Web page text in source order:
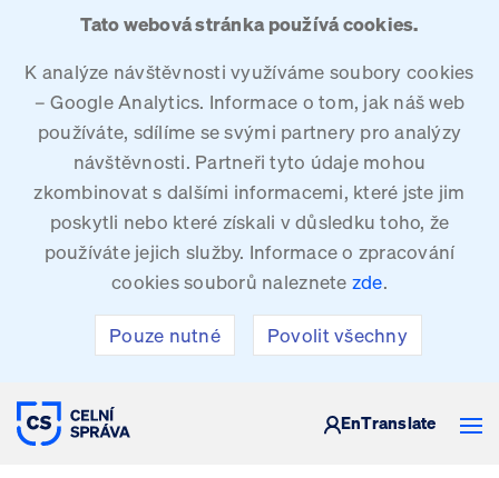
Tato webová stránka používá cookies.
K analýze návštěvnosti využíváme soubory cookies
– Google Analytics. Informace o tom, jak náš web
používáte, sdílíme se svými partnery pro analýzy
návštěvnosti. Partneři tyto údaje mohou
zkombinovat s dalšími informacemi, které jste jim
poskytli nebo které získali v důsledku toho, že
používáte jejich služby. Informace o zpracování
cookies souborů naleznete zde.
Pouze nutné Povolit všechny
CELNÍ SPRÁVA ČESKÉ REPUBLIKY
EnTranslate